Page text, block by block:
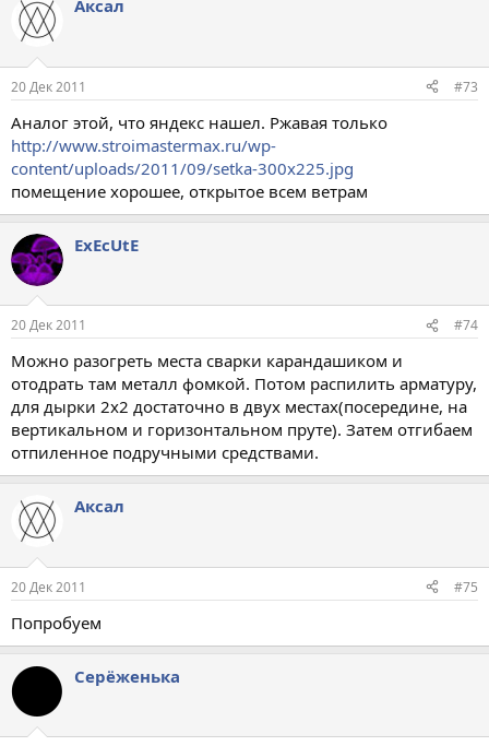
Аксал
20 Дек 2011 #73
Аналог этой, что яндекс нашел. Ржавая только
http://www.stroimastermax.ru/wp-
content/uploads/2011/09/setka-300x225.jpg
помещение хорошее, открытое всем ветрам
ExEcUtE
20 Дек 2011 #74
Можно разогреть места сварки карандашиком и
отодрать там металл фомкой. Потом распилить арматуру,
для дырки 2х2 достаточно в двух местах(посередине, на
вертикальном и горизонтальном пруте). Затем отгибаем
отпиленное подручными средствами.
Аксал
20 Дек 2011 #75
Попробуем
Серёженька